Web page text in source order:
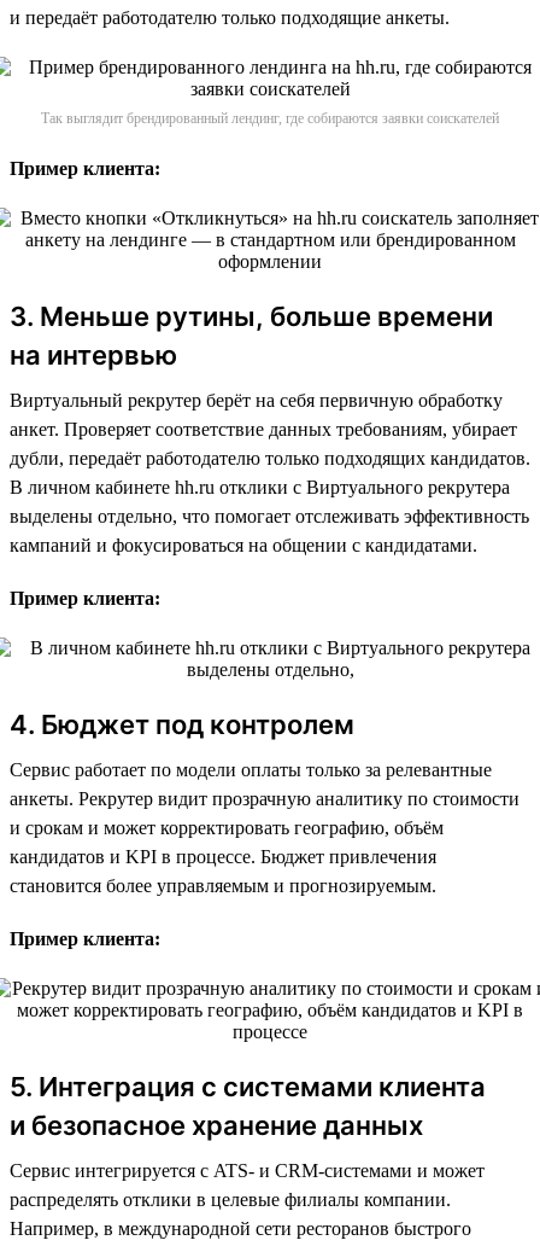
и передаёт работодателю только подходящие анкеты.
Так выглядит брендированный лендинг, где собираются заявки соискателей
Пример клиента:
3. Меньше рутины, больше времени
на интервью
Виртуальный рекрутер берёт на себя первичную обработку
анкет. Проверяет соответствие данных требованиям, убирает
дубли, передаёт работодателю только подходящих кандидатов.
В личном кабинете hh.ru отклики с Виртуального рекрутера
выделены отдельно, что помогает отслеживать эффективность
кампаний и фокусироваться на общении с кандидатами.
Пример клиента:
4. Бюджет под контролем
Сервис работает по модели оплаты только за релевантные
анкеты. Рекрутер видит прозрачную аналитику по стоимости
и срокам и может корректировать географию, объём
кандидатов и KPI в процессе. Бюджет привлечения
становится более управляемым и прогнозируемым.
Пример клиента:
5. Интеграция с системами клиента
и безопасное хранение данных
Сервис интегрируется с ATS- и CRM-системами и может
распределять отклики в целевые филиалы компании.
Например, в международной сети ресторанов быстрого